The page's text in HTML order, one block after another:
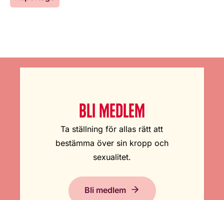
BLI MEDLEM
Ta ställning för allas rätt att
bestämma över sin kropp och
sexualitet.
Bli medlem